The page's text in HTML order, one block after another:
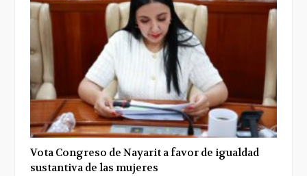
Vota Congreso de Nayarit a favor de igualdad
sustantiva de las mujeres